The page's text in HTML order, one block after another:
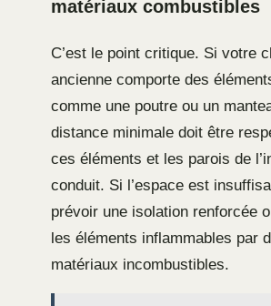
matériaux combustibles
C’est le point critique. Si votre
ancienne comporte des
comme une poutre ou un
distance minimale doit être
ces éléments et les parois de
conduit. Si l’espace est
prévoir une isolation renforcée
les éléments inflammables par
matériaux incombustibles.